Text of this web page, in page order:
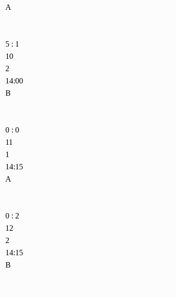
A
5 : 1
10
2
14:00
B
0 : 0
11
1
14:15
A
0 : 2
12
2
14:15
B